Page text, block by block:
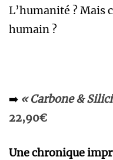
L’humanité ? Mais
humain ?
➡️ « Carbone &
22,90€
Une chronique